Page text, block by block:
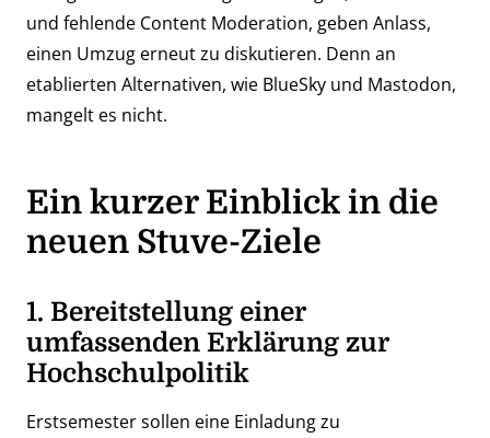
und fehlende Content Moderation, geben Anlass,
einen Umzug erneut zu diskutieren. Denn an
etablierten Alternativen, wie BlueSky und Mastodon,
mangelt es nicht.
Ein kurzer Einblick in die
neuen Stuve-Ziele
1. Bereitstellung einer
umfassenden Erklärung zur
Hochschulpolitik
Erstsemester sollen eine Einladung zu